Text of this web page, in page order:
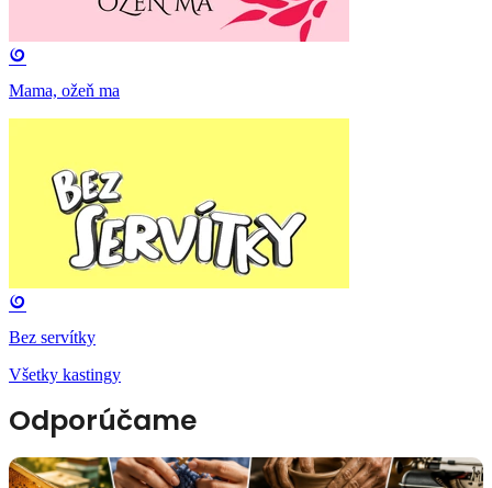
Mama, ožeň ma
Bez servítky
Všetky kastingy
Odporúčame